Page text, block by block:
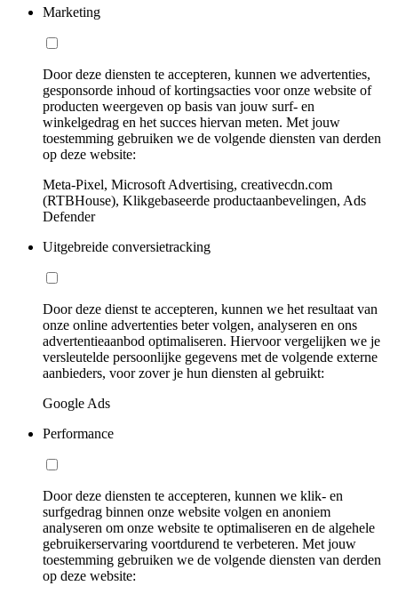
Marketing
Door deze diensten te accepteren, kunnen we advertenties,
gesponsorde inhoud of kortingsacties voor onze website of
producten weergeven op basis van jouw surf- en
winkelgedrag en het succes hiervan meten. Met jouw
toestemming gebruiken we de volgende diensten van derden
op deze website:
Meta-Pixel, Microsoft Advertising, creativecdn.com
(RTBHouse), Klikgebaseerde productaanbevelingen, Ads
Defender
Uitgebreide conversietracking
Door deze dienst te accepteren, kunnen we het resultaat van
onze online advertenties beter volgen, analyseren en ons
advertentieaanbod optimaliseren. Hiervoor vergelijken we je
versleutelde persoonlijke gegevens met de volgende externe
aanbieders, voor zover je hun diensten al gebruikt:
Google Ads
Performance
Door deze diensten te accepteren, kunnen we klik- en
surfgedrag binnen onze website volgen en anoniem
analyseren om onze website te optimaliseren en de algehele
gebruikerservaring voortdurend te verbeteren. Met jouw
toestemming gebruiken we de volgende diensten van derden
op deze website: